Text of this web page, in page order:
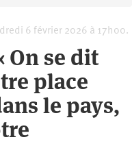
6 février 2026 à 17h00.
se dit
place
le pays,